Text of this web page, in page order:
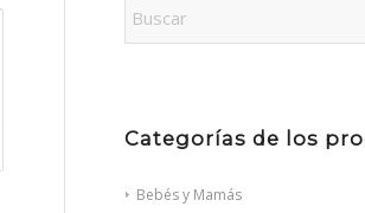
Categorías de los
Bebés y Mamás